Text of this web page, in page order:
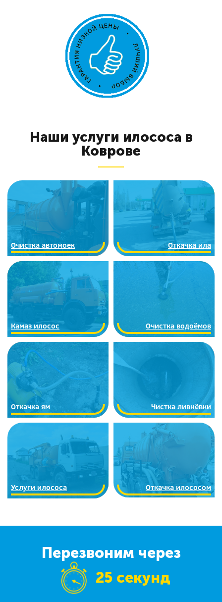
Наши услуги илососа в
Коврове
Очистка автомоек Откачка ила
Камаз илосос Очистка водоёмов
Откачка ям Чистка ливнёвки
Услуги илососа Откачка илососом
Перезвоним через
25 секунд